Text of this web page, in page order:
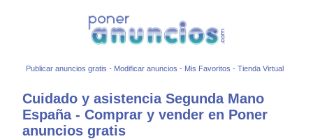
Publicar anuncios gratis - Modificar anuncios - Mis Favoritos -Tienda Virtual
Cuidado y asistencia Segunda Mano
España - Comprar y vender en Poner
anuncios gratis